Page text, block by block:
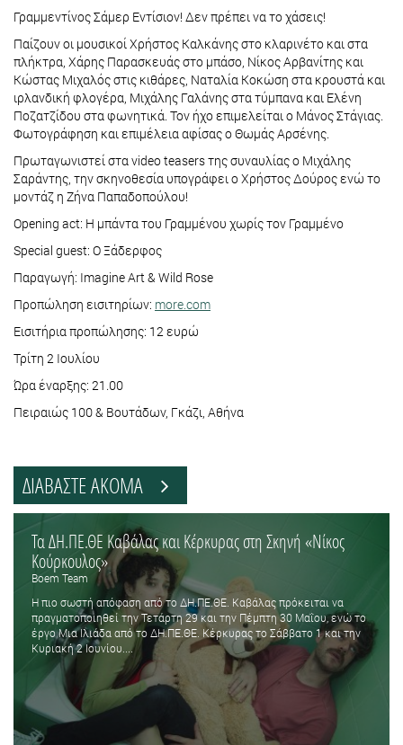
Γραμμεντίνος Σάμερ Εντίσιον! Δεν πρέπει να το χάσεις!
Παίζουν οι μουσικοί Χρήστος Καλκάνης στο κλαρινέτο και στα
πλήκτρα, Χάρης Παρασκευάς στο μπάσο, Νίκος Αρβανίτης και
Κώστας Μιχαλός στις κιθάρες, Ναταλία Κοκώση στα κρουστά και
ιρλανδική φλογέρα, Μιχάλης Γαλάνης στα τύμπανα και Ελένη
Ποζατζίδου στα φωνητικά. Τον ήχο επιμελείται ο Μάνος Στάγιας.
Φωτογράφηση και επιμέλεια αφίσας ο Θωμάς Αρσένης.
Πρωταγωνιστεί στα video teasers της συναυλίας ο Μιχάλης
Σαράντης, την σκηνοθεσία υπογράφει ο Χρήστος Δούρος ενώ το
μοντάζ η Ζήνα Παπαδοπούλου!
Opening act: Η μπάντα του Γραμμένου χωρίς τον Γραμμένο
Special guest: Ο Ξάδερφος
Παραγωγή: Imagine Art & Wild Rose
Προπώληση εισιτηρίων: more.com
Εισιτήρια προπώλησης: 12 ευρώ
Τρίτη 2 Ιουλίου
Ώρα έναρξης: 21.00
Πειραιώς 100 & Βουτάδων, Γκάζι, Αθήνα
ΔΙΑΒΑΣΤΕ ΑΚΟΜΑ
Τα ΔΗ.ΠΕ.ΘΕ Καβάλας και Κέρκυρας στη Σκηνή «Νίκος
Κούρκουλος»
Boem Team
Η πιο σωστή απόφαση από το ΔΗ.ΠΕ.ΘΕ. Καβάλας πρόκειται να
πραγματοποιηθεί την Τετάρτη 29 και την Πέμπτη 30 Μαΐου, ενώ το
έργο Μια Ιλιάδα από το ΔΗ.ΠΕ.ΘΕ. Κέρκυρας το Σάββατο 1 και την
Κυριακή 2 Ιουνίου....